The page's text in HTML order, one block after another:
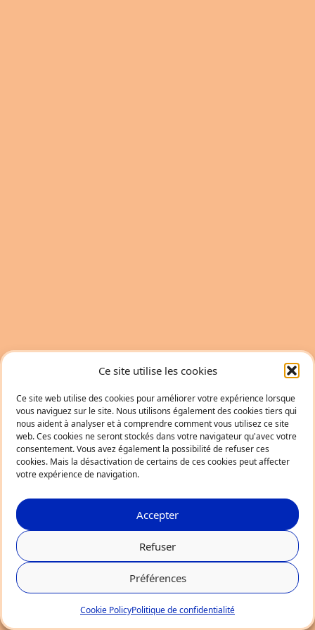
Ce site utilise les cookies
Ce site web utilise des cookies pour améliorer votre expérience lorsque
vous naviguez sur le site. Nous utilisons également des cookies tiers qui
nous aident à analyser et à comprendre comment vous utilisez ce site
web. Ces cookies ne seront stockés dans votre navigateur qu'avec votre
consentement. Vous avez également la possibilité de refuser ces
cookies. Mais la désactivation de certains de ces cookies peut affecter
votre expérience de navigation.
Accepter
Refuser
Préférences
Cookie PolicyPolitique de confidentialité